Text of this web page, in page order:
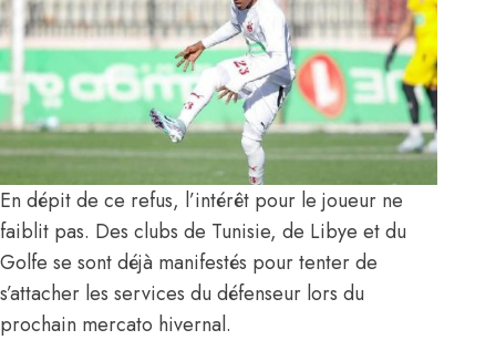
En dépit de ce refus, l’intérêt pour le joueur ne
faiblit pas. Des clubs de Tunisie, de Libye et du
Golfe se sont déjà manifestés pour tenter de
s’attacher les services du défenseur lors du
prochain mercato hivernal.